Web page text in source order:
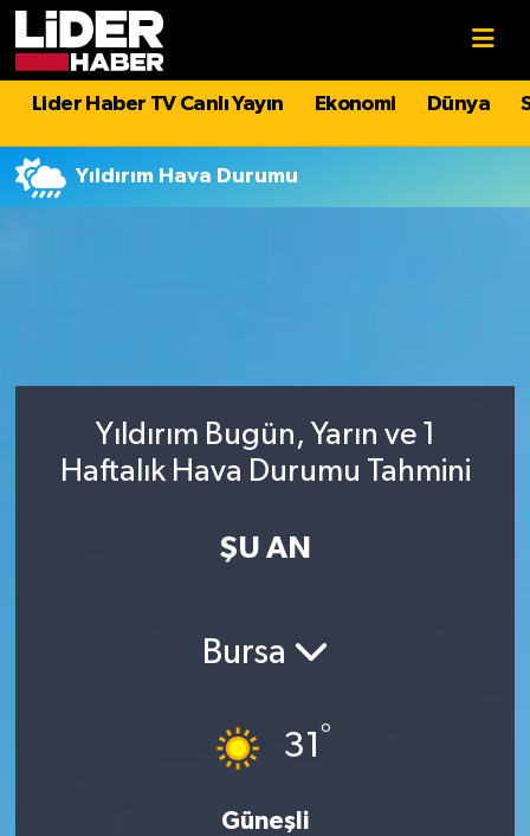
Lider Haber TV Canlı Yayın Ekonomi Dünya
Yıldırım Hava Durumu
Yıldırım Bugün, Yarın ve 1
Haftalık Hava Durumu Tahmini
ŞU AN
Bursa
31°
Güneşli
Politika
Asayiş
Spor
Hava Durumu
İstanbul Namaz Vakitleri
Tüm Manşetler
Son Dakika Haberleri